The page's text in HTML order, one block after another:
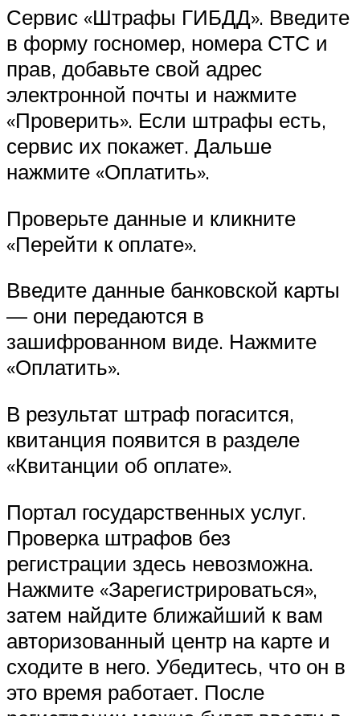
Сервис «Штрафы ГИБДД». Введите
в форму госномер, номера СТС и
прав, добавьте свой адрес
электронной почты и нажмите
«Проверить». Если штрафы есть,
сервис их покажет. Дальше
нажмите «Оплатить».
Проверьте данные и кликните
«Перейти к оплате».
Введите данные банковской карты
— они передаются в
зашифрованном виде. Нажмите
«Оплатить».
В результат штраф погасится,
квитанция появится в разделе
«Квитанции об оплате».
Портал государственных услуг.
Проверка штрафов без
регистрации здесь невозможна.
Нажмите «Зарегистрироваться»,
затем найдите ближайший к вам
авторизованный центр на карте и
сходите в него. Убедитесь, что он в
это время работает. После